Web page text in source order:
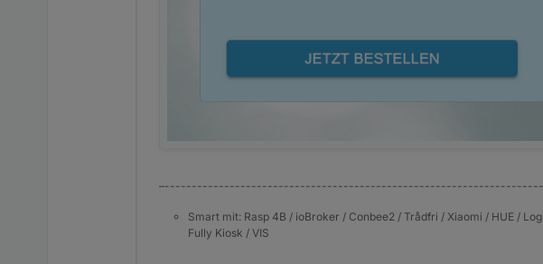
Smart mit: Rasp 4B / ioBroker / Conbee2 / Trådfri / Xiaomi / HUE /
Fully Kiosk / VIS